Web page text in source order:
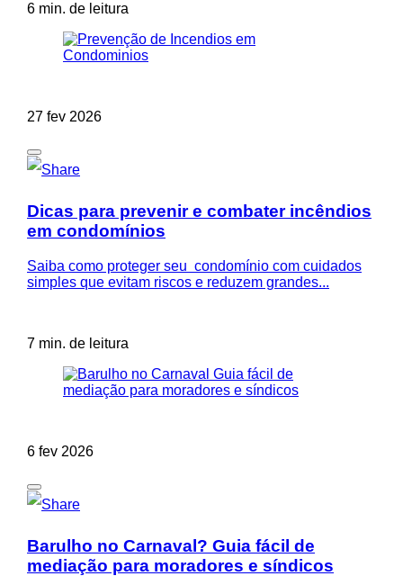
6 min. de leitura
27 fev 2026
Dicas para prevenir e combater incêndios
em condomínios
Saiba como proteger seu condomínio com cuidados
simples que evitam riscos e reduzem grandes...
7 min. de leitura
6 fev 2026
Barulho no Carnaval? Guia fácil de
mediação para moradores e síndicos